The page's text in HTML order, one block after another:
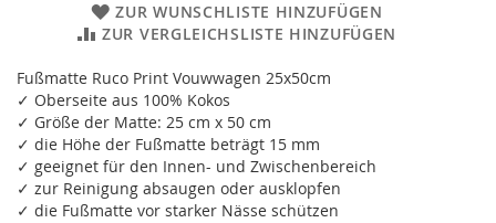
ZUR WUNSCHLISTE HINZUFÜGEN
ZUR VERGLEICHSLISTE HINZUFÜGEN
Fußmatte Ruco Print Vouwwagen 25x50cm
✓ Oberseite aus 100% Kokos
✓ Größe der Matte: 25 cm x 50 cm
✓ die Höhe der Fußmatte beträgt 15 mm
✓ geeignet für den Innen- und Zwischenbereich
✓ zur Reinigung absaugen oder ausklopfen
✓ die Fußmatte vor starker Nässe schützen